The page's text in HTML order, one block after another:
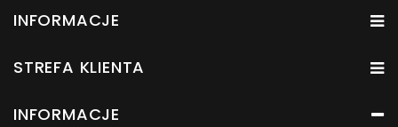
INFORMACJE
STREFA KLIENTA
INFORMACJE